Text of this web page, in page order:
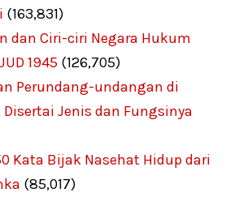
(163,831)
dan Ciri-ciri Negara Hukum
1945 (126,705)
Perundang-undangan di
Jenis dan Fungsinya
Kata Bijak Nasehat Hidup dari
(85,017)